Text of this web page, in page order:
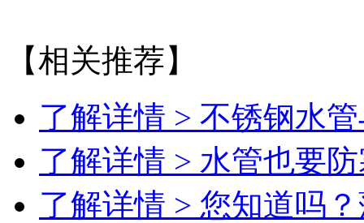
【相关推荐】
了解详情 > 不锈钢水
了解详情 > 水管也要
了解详情 > 您知道吗